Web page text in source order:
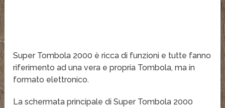
Super Tombola 2000 è ricca di funzioni e tutte fanno
riferimento ad una vera e propria Tombola, ma in
formato elettronico.
La schermata principale di Super Tombola 2000